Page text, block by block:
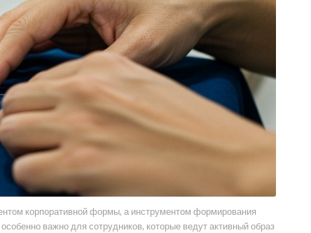
корпоративной формы, а инструментом формирования
важно для сотрудников, которые ведут активный образ